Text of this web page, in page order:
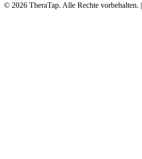
© 2026 TheraTap. Alle Rechte vorbehalten. |